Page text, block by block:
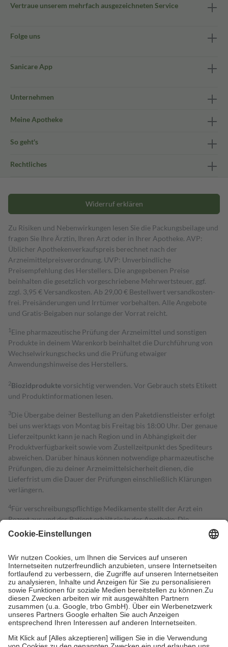
Vertraue unserem mehrfach ausgezeichneten Service
Folge uns
Sanicare App
Unternehmen
Meine Apotheke
So geht's
Rechtliches
Widerruf erklären
Zu Risiken und Nebenwirkungen lesen Sie die Packungsbeilage und
fragen Sie Ihre Ärztin, Ihren Arzt oder in Ihrer Apotheke. AVP:
Üblicher Apothekenverkaufspreis berechnet nach der
Arzneimittelpreisverordnung. UVP: Unverbindliche
Preisempfehlung des Herstellers. Die angegebenen Preise
beinhalten die gesetzlich vorgeschriebene Mehrwertsteuer, ggf.
zzgl. 3,95 € Versandkosten. Ab 29,00 € Bestell­wert versand­kosten­
frei. Preisänderungen und Irrtümer vorbehalten. Alle Angebote
und Gratis-Beigaben nur solange der Vorrat reicht.
1 Eine pharmazeutische Prüfung der Arzneimittel und sonstigen
Produkte in deinem Warenkorb beinhaltet die Durchführung von
Wechselwirkungschecks und die Prüfung etwaiger
Anwendungshinweise des Herstellers.
2Biozidproduktevorsichtig verwenden. Vor Gebrauch stets Etikett
und Produktinformationen lesen.
3Die Übergabe deiner Bestellung an den Paketdienstleister erfolgt
bei uns werktags von Montag bis Freitag bis 18:00 Uhr. Der genaue
Lieferzeitpunkt kann je nach Region und in Abhängigkeit der
Produktverfügbarkeit sowie vom Zustellzeitpunkt des Spediteurs
abweichen. Darüber hinaus können notwendige pharmazeutische
Prüfungen, die zu deiner Arzneimittelsicherheit dienen, die
Lieferfrist um die Dauer der Prüfungen einschließlich Klärungen
verlängern.
4Für verschreibungspflichtige Medikamente stellt der Arzt ein
Rezept aus und der Patient erhält sie in der Apotheke. Die
gesetzliche Krankenversicherung übernimmt in der Regel die
Kosten dafür, der Versicherte trägt einen Teil davon als Zuzahlung
Grundsätzlich leisten Mitglieder Zuzahlungen in Höhe von zehn
Prozent des Abgabepreises,mindestens jedochfünf Euround
höchstens zehn Euro.Es sind jedoch nie mehr als die tatsächlichen
Kosten der Leistung zu entrichten.
Diese Regeln gelten grundsätzlich auch für Online-Apotheken.
Bei Heilmitteln und häuslicher Krankenpflege beträgt die
Zuzahlung zehn Prozent der Kosten sowie zehn Euro je
Verordnung.